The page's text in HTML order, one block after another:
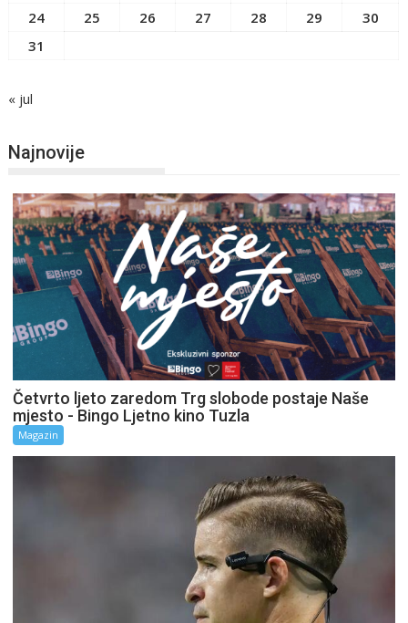
24
25 26 27 28 29
30
31
« jul
Najnovije
Četvrto ljeto zaredom Trg slobode postaje Naše
mjesto - Bingo Ljetno kino Tuzla
Magazin